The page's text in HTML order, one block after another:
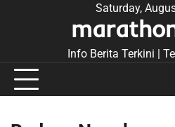
Saturday,
Info Berita Terkini |